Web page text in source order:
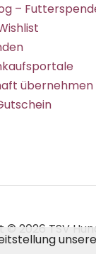
–
© 2026 TSV